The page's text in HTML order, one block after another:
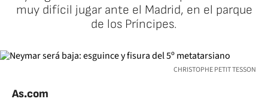
muy difícil jugar ante el Madrid, en el parque
de los Príncipes.
CHRISTOPHE PETIT TESSON
As.com